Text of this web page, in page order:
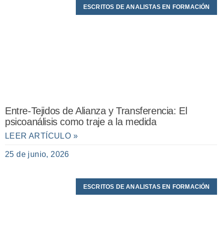
ESCRITOS DE ANALISTAS EN FORMACIÓN
Entre-Tejidos de Alianza y Transferencia: El
psicoanálisis como traje a la medida
LEER ARTÍCULO »
25 de junio, 2026
ESCRITOS DE ANALISTAS EN FORMACIÓN